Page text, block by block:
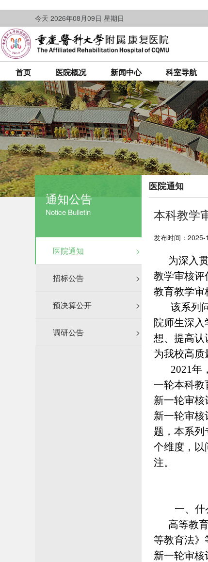
今天 2026年08月09日 星期日
首页 医院概况 新闻中心 科室导航
通知公告
Notice Bulletin
医院通知 >
招标公告 >
预决算公开 >
调研公告 >
医院通知
本科教学
发布时间：
为深入贯
教学审核评
教育教学审
该系列问
院师生深
想、提高认
为我校高质
2021年，
一轮本科教
新一轮审
新一轮审核
题，本系
个维度，以
注。
一、 什
高等教育
等教育法》
新一轮审核